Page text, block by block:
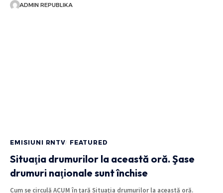
ADMIN REPUBLIKA
EMISIUNI RNTV FEATURED
Situaţia drumurilor la această oră. Şase
drumuri naţionale sunt închise
Cum se circulă ACUM în ţară Situaţia drumurilor la această oră.